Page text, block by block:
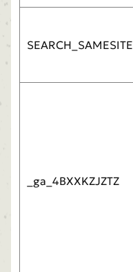
SEARCH_SAMESITE
_ga_4BXXKZJZTZ